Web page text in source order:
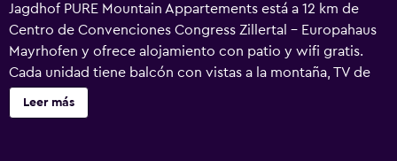
Jagdhof PURE Mountain Appartements está a 12 km de
Centro de Convenciones Congress Zillertal - Europahaus
Mayrhofen y ofrece alojamiento con patio y wifi gratis.
Cada unidad tiene balcón con vistas a la montaña, TV de
pantalla plana vía satélite, cocina bien equipada y baño
privado con ducha, artículos de aseo gratuitos y secador
Leer más